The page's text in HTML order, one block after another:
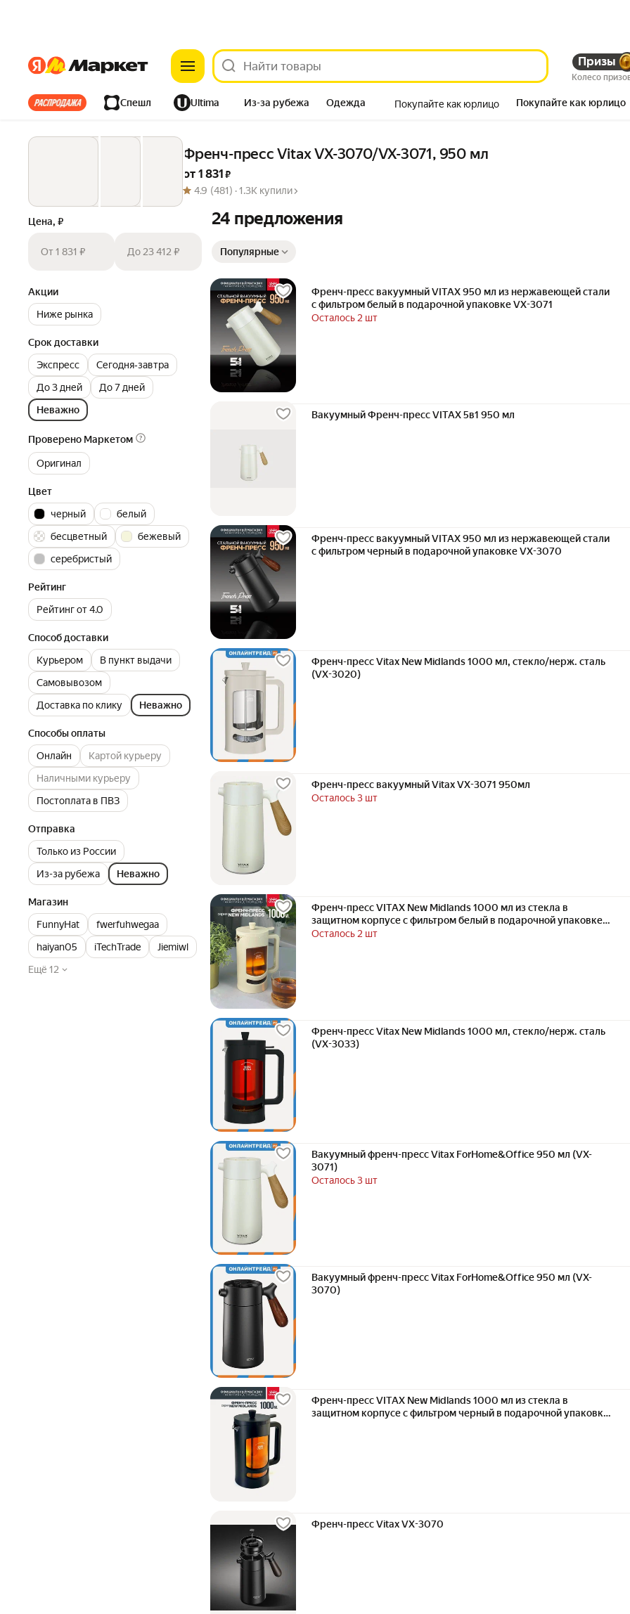
ЯндексЯндекс Призы
Колесо
Все хиты Спешл Ultima Из-за рубежа Одежда
Дом Ремонт Детям Красота
Покупайте как юрлицо Покупайте как юрлицо
Френч-пресс Vitax VX-3070/VX-3071, 950 мл
от 1 831 ₽
4.9 (481) ·1.3K купили
Цена, ₽
От 1 831 ₽ До 23 412 ₽
Акции
Ниже рынка
Срок доставки
Экспресс
Сегодня‐завтра
До 3 дней
До 7 дней
Неважно
Проверено Маркетом
Оригинал
Цвет
черный
белый
бесцветный
бежевый
серебристый
Рейтинг
Рейтинг от 4.0
Способ доставки
Курьером
В пункт выдачи
Самовывозом
Доставка по клику
Неважно
Способы оплаты
Онлайн
Картой курьеру
Наличными курьеру
Постоплата в ПВЗ
Отправка
Только из России
Из-за рубежа
Неважно
Магазин
FunnyHat
fwerfuhwegaa
haiyan05
iTechTrade
Jiemiwl
Ещё 12
24 предложения
Популярные
Френч-пресс вакуумный VITAX 950 мл из нержавеющей стали
с фильтром белый в подарочной упаковке VX-3071
Осталось 2 шт
Вакуумный Френч-пресс VITAX 5в1 950 мл
Френч-пресс вакуумный VITAX 950 мл из нержавеющей стали
с фильтром черный в подарочной упаковке VX-3070
Френч-пресс Vitax New Midlands 1000 мл, стекло/нерж. сталь
(VX-3020)
Френч-пресс вакуумный Vitax VX-3071 950мл
Осталось 3 шт
Френч-пресс VITAX New Midlands 1000 мл из стекла в
защитном корпусе с фильтром белый в подарочной упаковке
VX-3020
Осталось 2 шт
Френч-пресс Vitax New Midlands 1000 мл, стекло/нерж. сталь
(VX-3033)
Вакуумный френч-пресс Vitax ForHome&Office 950 мл (VX-
3071)
Осталось 3 шт
Вакуумный френч-пресс Vitax ForHome&Office 950 мл (VX-
3070)
Френч-пресс VITAX New Midlands 1000 мл из стекла в
защитном корпусе с фильтром черный в подарочной упаковке
Френч-пресс Vitax VX-3070